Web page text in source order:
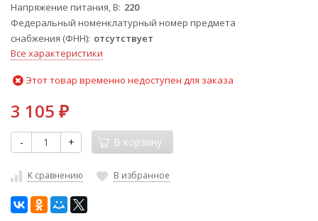
Напряжение питания, В 220
Федеральный номенклатурный номер предмета
снабжения (ФНН) отсутствует
Все характеристики
Этот товар временно недоступен для заказа
3 105 ₽
- + В корзину
К сравнению В избранное